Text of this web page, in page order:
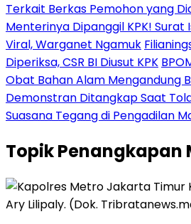
Terkait Berkas Pemohon yang
Menterinya Dipanggil KPK! Surat
Viral, Warganet Ngamuk
Diperiksa, CSR BI Diusut KPK
Obat Bahan Alam Mengandung
Demonstran Ditangkap Saat
Suasana Tegang di Pengadilan
TopikPenangkapan